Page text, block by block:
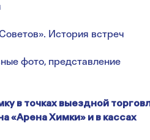
История встреч
фото, представление
в точках выездной
«Арена Химки» и в кассах